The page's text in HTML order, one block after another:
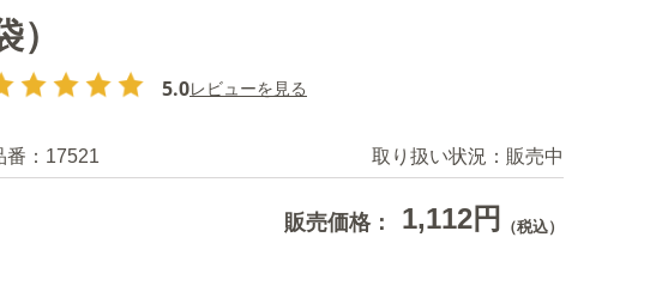
）
5.0レビューを見る
番： 17521 取り扱い状況： 販売中
販売価格： 1,112円 （税込）